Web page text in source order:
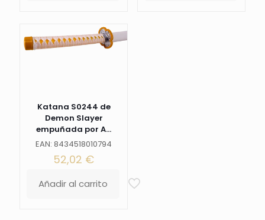
Katana S0244 de
Demon Slayer
empuñada por A...
EAN: 8434518010794
52,02 €
Añadir al carrito